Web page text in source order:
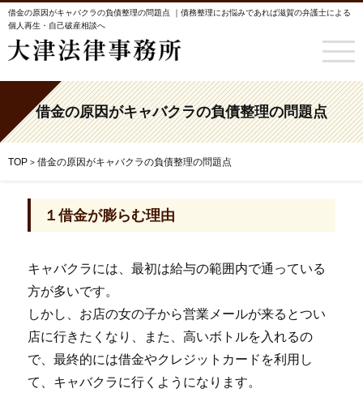
借金の原因がキャバクラの負債整理の問題点 ｜債務整理にお悩みであれば滋賀の弁護士による
個人再生・自己破産相談へ
借金の原因がキャバクラの負債整理の問題点
TOP > 借金の原因がキャバクラの負債整理の問題点
１借金が膨らむ理由
キャバクラには、最初は給与の範囲内で通っている
方が多いです。
しかし、お店の女の子から営業メールが来るとつい
店に行きたくなり、また、高いボトルを入れるの
で、最終的には借金やクレジットカードを利用し
て、キャバクラに行くようになります。